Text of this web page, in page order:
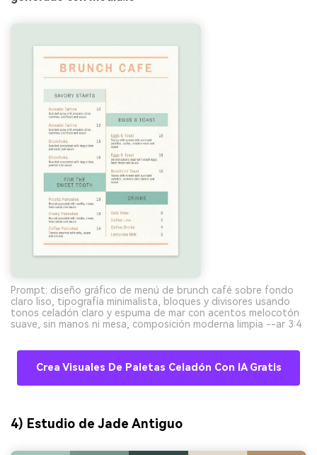
Prompt: diseño gráfico de menú de brunch café sobre fondo
claro liso, tipografía minimalista, bloques y divisores usando
tonos celadón claro y espuma de mar con acentos melocotón
suave, sin manos ni mesa, composición moderna limpia --ar 3:4
Crea Visuales De Paletas Celadón Con IA Gratis
4) Estudio de Jade Antiguo